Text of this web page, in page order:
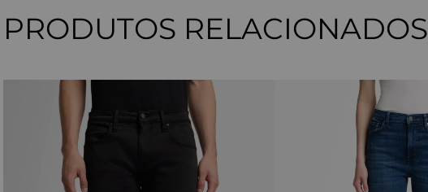
PRODUTOS RELACIONADOS